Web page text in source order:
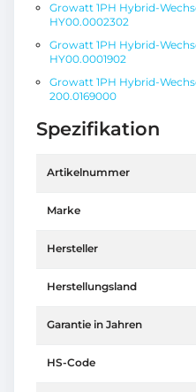
Growatt 1PH Hybrid-
HY00.0002302
Growatt 1PH Hybrid-
HY00.0001902
Growatt 1PH Hybrid-
200.0169000
Spezifikation
Artikelnummer
Marke
Hersteller
Herstellungsland
Garantie in Jahren
HS-Code